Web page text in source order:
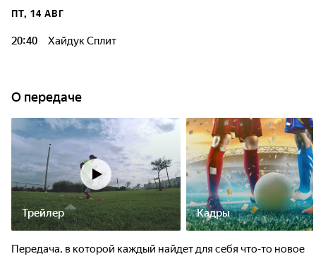
ПТ, 14 АВГ
20:40 Хайдук Сплит
О передаче
Трейлер Кадры
Передача, в которой каждый найдет для себя что-то новое